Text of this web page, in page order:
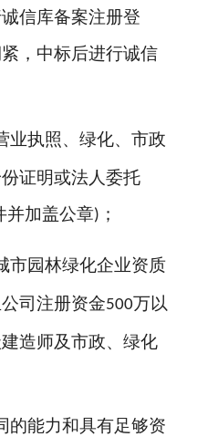
信库备案注册登
，中标后进行诚信
业执照、绿化、市政
证明或法人委托
并加盖公章) ；
市园林绿化企业资质
司注册资金500万以
造师及市政、绿化
的能力和具有足够资